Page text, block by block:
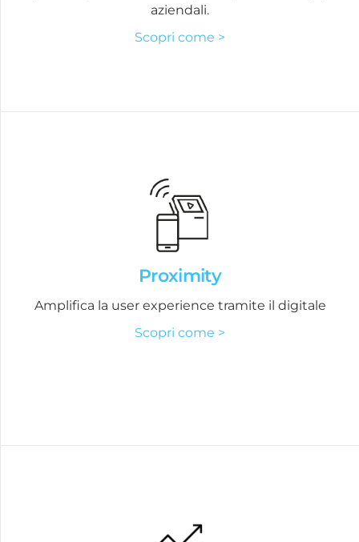
aziendali.
Scopri come >
Proximity
Amplifica la user experience tramite il digitale
Scopri come >